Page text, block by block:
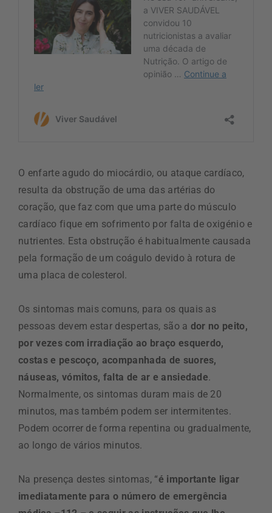
O enfarte agudo do miocárdio, ou ataque cardíaco,
resulta da obstrução de uma das artérias do
coração, que faz com que uma parte do músculo
cardíaco fique em sofrimento por falta de oxigénio e
nutrientes. Esta obstrução é habitualmente causada
pela formação de um coágulo devido à rotura de
uma placa de colesterol.
Os sintomas mais comuns, para os quais as
pessoas devem estar despertas, são a dor no peito,
por vezes com irradiação ao braço esquerdo,
costas e pescoço, acompanhada de suores,
náuseas, vómitos, falta de ar e ansiedade.
Normalmente, os sintomas duram mais de 20
minutos, mas também podem ser intermitentes.
Podem ocorrer de forma repentina ou gradualmente,
ao longo de vários minutos.
Na presença destes sintomas, “é importante ligar
imediatamente para o número de emergência